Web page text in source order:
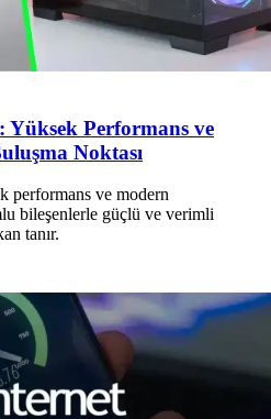
Yüksek Performans ve
Noktası
performans ve modern
bileşenlerle güçlü ve verimli
tanır.